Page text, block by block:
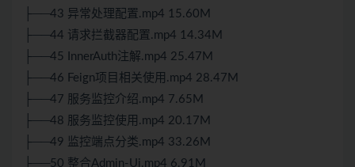
├──43 异常处理配置.mp4 15.60M
├──44 请求拦截器配置.mp4 14.34M
├──45 InnerAuth注解.mp4 25.47M
├──46 Feign项目相关使用.mp4 28.47M
├──47 服务监控介绍.mp4 7.65M
├──48 服务监控使用.mp4 20.17M
├──49 监控端点分类.mp4 33.26M
├──50 整合Admin-Ui.mp4 6.91M